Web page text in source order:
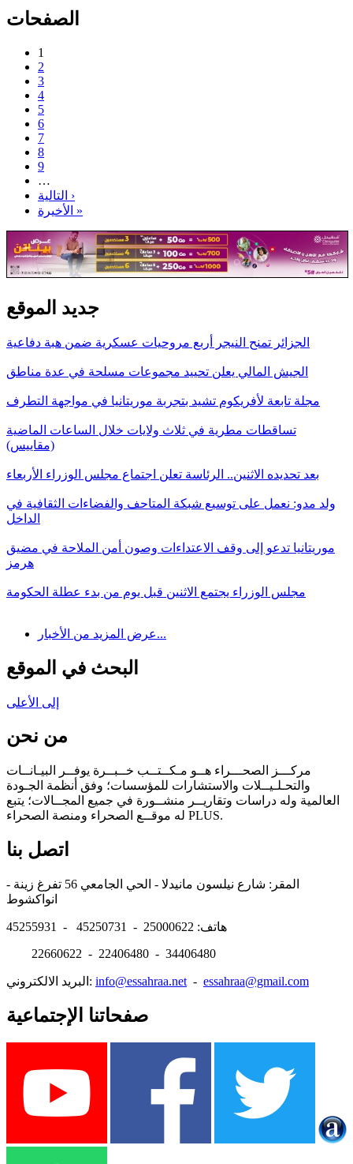
الصفحات
1
2
3
4
5
6
7
8
9
…
التالية ›
الأخيرة »
جديد الموقع
الجزائر تمنح النيجر أربع مروحيات عسكرية ضمن هبة دفاعية
الجيش المالي يعلن تحييد مجموعات مسلحة في عدة مناطق
مجلة تابعة لأفريكوم تشيد بتجربة موريتانيا في مواجهة التطرف
تساقطات مطرية في ثلاث ولايات خلال الساعات الماضية
(مقاييس)
بعد تحديده الاثنين.. الرئاسة تعلن اجتماع مجلس الوزراء الأربعاء
ولد مدو: نعمل على توسيع شبكة المتاحف والفضاءات الثقافية في
الداخل
موريتانيا تدعو إلى وقف الاعتداءات وصون أمن الملاحة في مضيق
هرمز
مجلس الوزراء يجتمع الاثنين قبل يوم من بدء عطلة الحكومة
عرض المزيد من الأخبار...
البحث في الموقع
إلى الأعلى
من نحن
مركـــز الصحـــراء هــو مـكــتــب خــبــرة يوفــر البيـانــات
والتحـلـيــلات والاستشارات للمؤسسات؛ وفق أنظمة الجـودة
العالمية وله دراسات وتقاريــر منشــورة في جميع المجــالات؛ يتبع
له موقــع الصحراء ومنصة الصحراء PLUS.
اتصل بنا
المقر: شارع نيلسون مانيدلا - الحي الجامعي 56 تفرغ زينة -
هاتف: 25000622 - 45250731 - 45255931
22660622 - 22406480 - 34406480
البريد الالكتروني: info@essahraa.net - essahraa@gmail.com
صفحاتنا الإجتماعية